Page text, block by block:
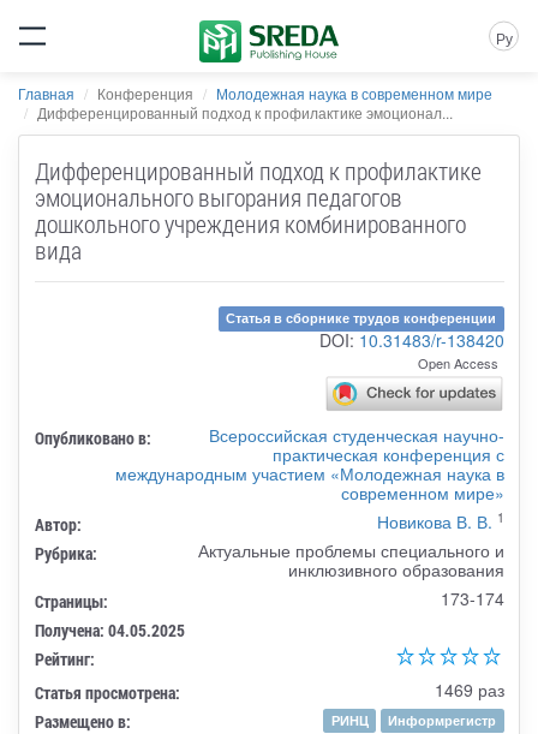
Ру
Главная Конференция
Молодежная наука в современном мире
Дифференцированный подход к профилактике эмоционал...
Дифференцированный подход к профилактике
эмоционального выгорания педагогов
дошкольного учреждения комбинированного
вида
Статья в сборнике трудов конференции
DOI:10.31483/r-138420
Open Access
Опубликовано в:
Всероссийская студенческая научно-
практическая конференция с
международным участием «Молодежная наука в
современном мире»
Автор: Новикова В. В. 1
Рубрика:
Актуальные проблемы специального и
инклюзивного образования
Страницы: 173-174
Получена: 04.05.2025
Рейтинг:
Статья просмотрена:
1469 раз
Размещено в: РИНЦ
Информрегистр